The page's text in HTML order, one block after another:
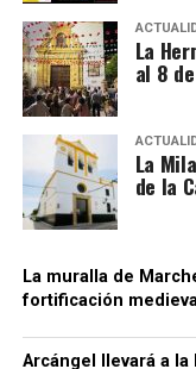
Precisamente esa
contribuido a la
Bellido considera
sobrevivido
urbanismo
El supuesto
sociedades que
correspondientes
finalmente a las
artificialmente la
colocar las
notablemente
sí cumplían con
procedimiento
competencia
Para dificultar el
La
al 8
La
de la
La muralla de
fortificación
Arcángel llevará a